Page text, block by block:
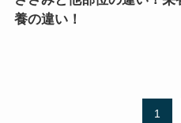
養の違い！
1